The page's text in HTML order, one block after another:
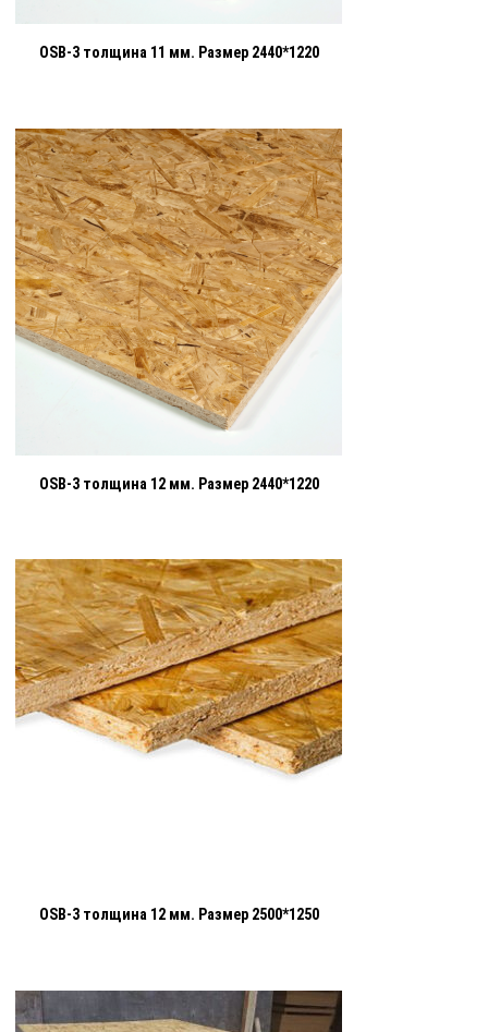
OSB-3 толщина 11 мм. Размер 2440*1220
OSB-3 толщина 12 мм. Размер 2440*1220
OSB-3 толщина 12 мм. Размер 2500*1250